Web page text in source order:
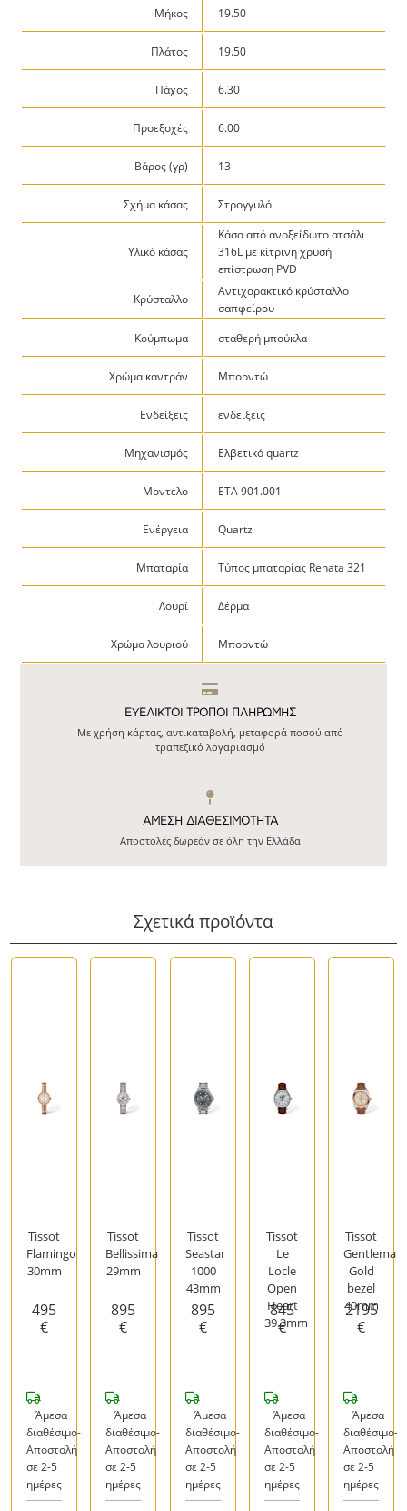
Μήκος 19.50
Πλάτος 19.50
Πάχος 6.30
Προεξοχές 6.00
Βάρος (γρ) 13
Σχήμα κάσας Στρογγυλό
Υλικό κάσας
Κάσα από ανοξείδωτο ατσάλι
316L με κίτρινη χρυσή
επίστρωση PVD
Κρύσταλλο
Αντιχαρακτικό κρύσταλλο
σαπφείρου
Κούμπωμα σταθερή μπούκλα
Χρώμα καντράν Μπορντώ
Ενδείξεις ενδείξεις
Μηχανισμός Ελβετικό quartz
Μοντέλο ETA 901.001
Ενέργεια Quartz
Μπαταρία Τύπος μπαταρίας Renata 321
Λουρί Δέρμα
Χρώμα λουριού Μπορντώ
ΕΥΕΛΙΚΤΟΙ ΤΡΟΠΟΙ ΠΛΗΡΩΜΗΣ
Με χρήση κάρτας, αντικαταβολή, μεταφορά ποσού από
τραπεζικό λογαριασμό
ΆΜΕΣΗ ΔΙΑΘΕΣΙΜΌΤΗΤΑ
Αποστολές δωρεάν σε όλη την Ελλάδα
Σχετικά προϊόντα
Tissot
Flamingo
30mm
495
€
Άμεσα
διαθέσιμο-
Αποστολή
σε 2-5
ημέρες
Tissot
Bellissima
29mm
895
€
Άμεσα
διαθέσιμο-
Αποστολή
σε 2-5
ημέρες
Tissot
Seastar
1000
43mm
895
€
Άμεσα
διαθέσιμο-
Αποστολή
σε 2-5
ημέρες
Tissot
Le
Locle
Open
Heart
39.3mm
845
€
Άμεσα
διαθέσιμο-
Αποστολή
σε 2-5
ημέρες
Tissot
Gentleman
Gold
bezel
40mm
2195
€
Άμεσα
διαθέσιμο-
Αποστολή
σε 2-5
ημέρες